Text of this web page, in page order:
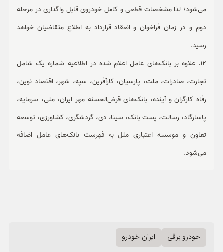
می‌شود؛ لذا مشخصات قطعی و کامل خودروی قابل واگذاری در مرحله
دوم و در زمان فراخوان و انعقاد قرارداد به اطلاع متقاضیان خواهد
رسید.
12. علاوه بر بانک‌های عامل اعلام شده در اطلاعیه شماره یک شامل
تجارت، صادرات، ملت، پارسیان، کارآفرین، سپه، شهر، اقتصاد نوین،
رفاه کارگران و آینده، بانک‌های قرض‌الحسنه مهر ایران، ملی، سرمایه،
پاسارگاد، رسالت، پست بانک، سینا، دی، گردشگری، کشاورزی، توسعه
تعاون و موسسه اعتباری ملل به فهرست بانک‌های عامل اضافه
می‌شود.
خودرو برقی ایران خودرو